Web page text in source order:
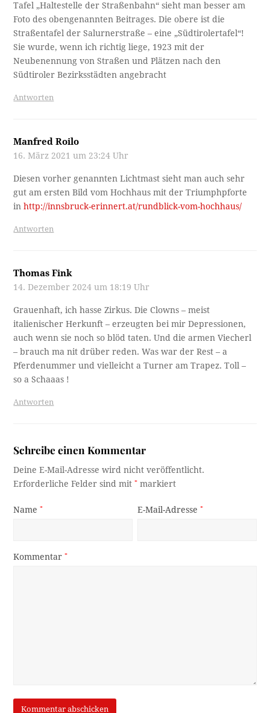
Tafel „Haltestelle der Straßenbahn“ sieht man besser am
Foto des obengenannten Beitrages. Die obere ist die
Straßentafel der Salurnerstraße – eine „Südtirolertafel“!
Sie wurde, wenn ich richtig liege, 1923 mit der
Neubenennung von Straßen und Plätzen nach den
Südtiroler Bezirksstädten angebracht
Antworten
Manfred Roilo
16. März 2021 um 23:24 Uhr
Diesen vorher genannten Lichtmast sieht man auch sehr
gut am ersten Bild vom Hochhaus mit der Triumphpforte
inhttp://innsbruck-erinnert.at/rundblick-vom-hochhaus/
Antworten
Thomas Fink
14. Dezember 2024 um 18:19 Uhr
Grauenhaft, ich hasse Zirkus. Die Clowns – meist
italienischer Herkunft – erzeugten bei mir Depressionen,
auch wenn sie noch so blöd taten. Und die armen Viecherl
– brauch ma nit drüber reden. Was war der Rest – a
Pferdenummer und vielleicht a Turner am Trapez. Toll –
so a Schaaas !
Antworten
Schreibe einen Kommentar
Deine E-Mail-Adresse wird nicht veröffentlicht.
Erforderliche Felder sind mit* markiert
Name* E-Mail-Adresse*
Kommentar*